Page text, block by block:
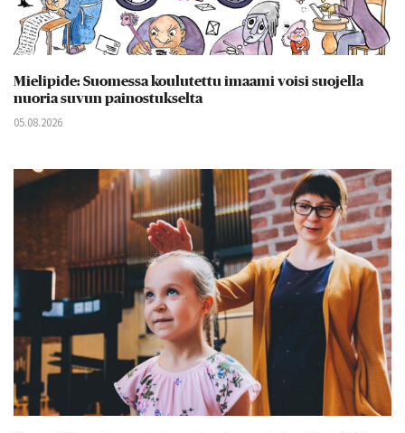
Mielipide: Suomessa koulutettu imaami voisi suojella
nuoria suvun painostukselta
05.08.2026